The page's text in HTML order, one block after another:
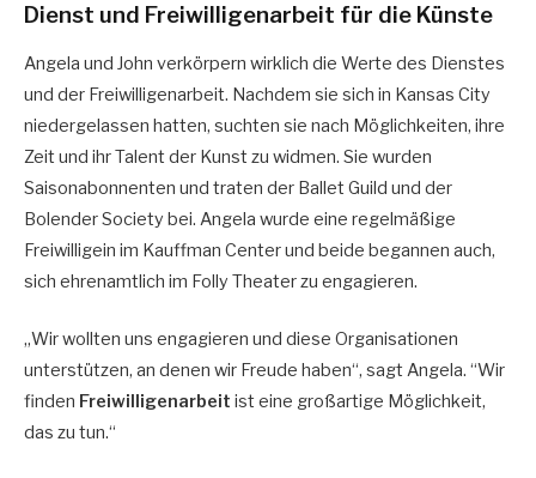
Dienst und Freiwilligenarbeit für die Künste
Angela und John verkörpern wirklich die Werte des Dienstes
und der Freiwilligenarbeit. Nachdem sie sich in Kansas City
niedergelassen hatten, suchten sie nach Möglichkeiten, ihre
Zeit und ihr Talent der Kunst zu widmen. Sie wurden
Saisonabonnenten und traten der Ballet Guild und der
Bolender Society bei. Angela wurde eine regelmäßige
Freiwilligein im Kauffman Center und beide begannen auch,
sich ehrenamtlich im Folly Theater zu engagieren.
„Wir wollten uns engagieren und diese Organisationen
unterstützen, an denen wir Freude haben“, sagt Angela. “Wir
finden Freiwilligenarbeit ist eine großartige Möglichkeit,
das zu tun.“